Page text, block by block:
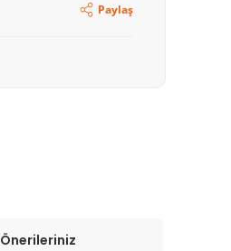
Paylaş
Önerileriniz